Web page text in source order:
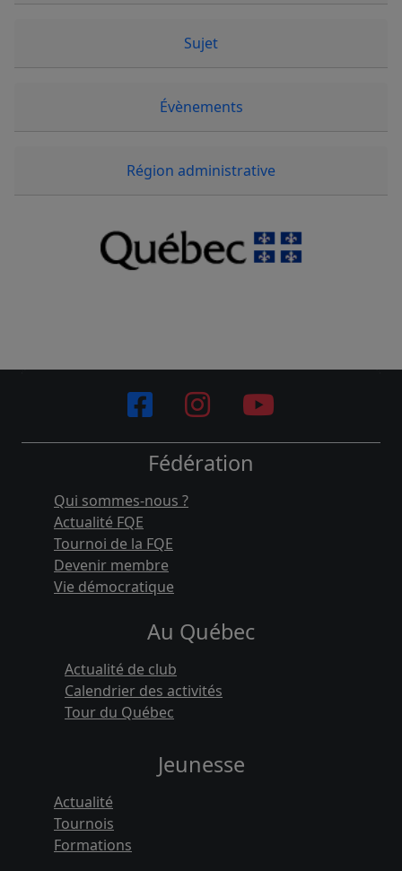
Sujet
Évènements
Région administrative
Fédération
Qui sommes-nous ?
Actualité FQE
Tournoi de la FQE
Devenir membre
Vie démocratique
Au Québec
Actualité de club
Calendrier des activités
Tour du Québec
Jeunesse
Actualité
Tournois
Formations